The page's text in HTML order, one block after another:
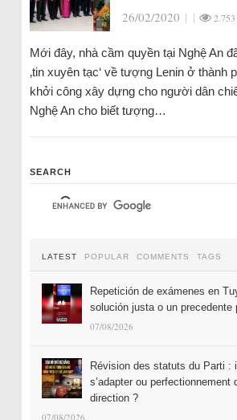
26/02/2020 | | 2.753
Mới đây, nhà cầm quyền tại Nghệ An
‚tin xuyên tạc‘ về tượng Lenin ở thành
khởi công xây dựng cho người dân
Nghệ An cho biết tượng…
SEARCH
LATEST POPULAR COMMENTS TAGS
Repetición de exámenes en
solución justa o un precedente
07/08/2026
Révision des statuts du Parti :
s’adapter ou perfectionnement
direction ?
07/08/2026